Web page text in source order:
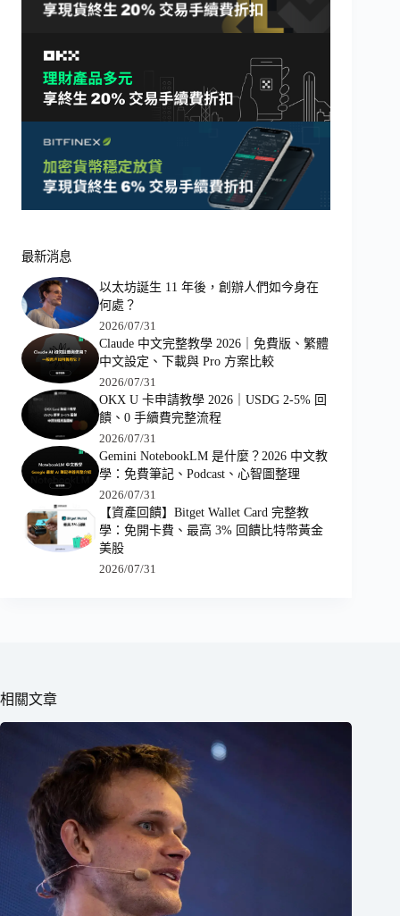
最新消息
以太坊誕生 11 年後，創辦人們如今身在
何處？
2026/07/31
Claude 中文完整教學 2026｜免費版、繁體
中文設定、下載與 Pro 方案比較
2026/07/31
OKX U 卡申請教學 2026｜USDG 2-5% 回
饋、0 手續費完整流程
2026/07/31
Gemini NotebookLM 是什麼？2026 中文教
學：免費筆記、Podcast、心智圖整理
2026/07/31
【資產回饋】Bitget Wallet Card 完整教
學：免開卡費、最高 3% 回饋比特幣黃金
美股
2026/07/31
相關文章